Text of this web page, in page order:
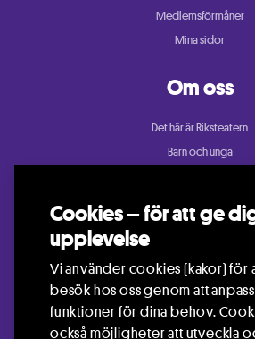
Cookies – för att ge
upplevelse
Vi använder cookies (kakor) för
besök hos oss genom att
funktioner för dina behov.
också möjligheter att utveckla
Medlemsförmåner
Mina sidor
Om oss
Det här är Riksteatern
Barn och unga
Konsert och festival
Samtida cirkus
Teater